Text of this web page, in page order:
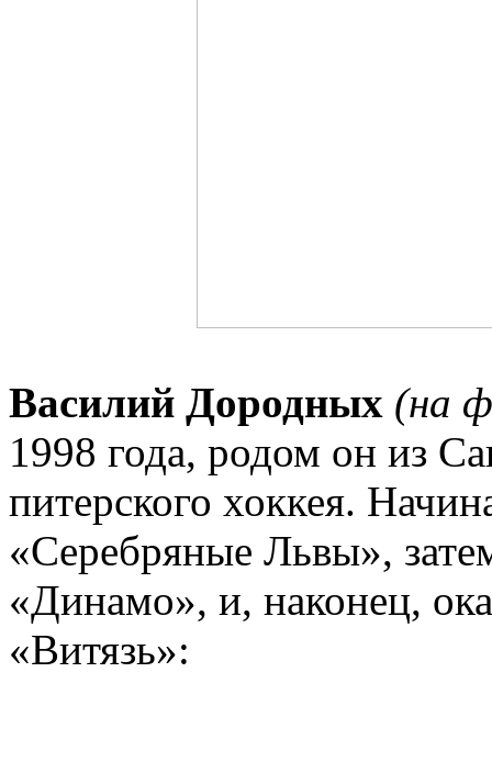
Василий Дородных (на
1998 года, родом он из
питерского хоккея.
«Серебряные Львы»,
«Динамо», и, наконец,
«Витязь»: